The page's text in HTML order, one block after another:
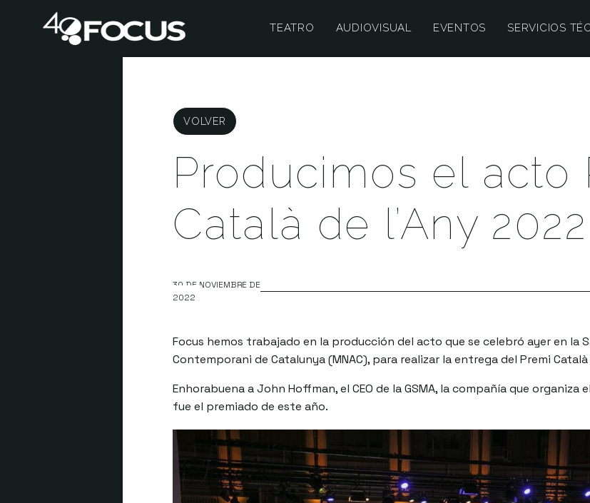
TEATRO AUDIOVISUAL EVENTOS SERVICIOS
VOLVER
Producimos el acto
Català de l’Any 2022
30 DE NOVIEMBRE DE
2022
Focus hemos trabajado en la producción del acto que se celebró ayer en la
Contemporani de Catalunya (MNAC), para realizar la entrega del Premi Català
Enhorabuena a John Hoffman, el CEO de la GSMA, la compañía que organiza
fue el premiado de este año.